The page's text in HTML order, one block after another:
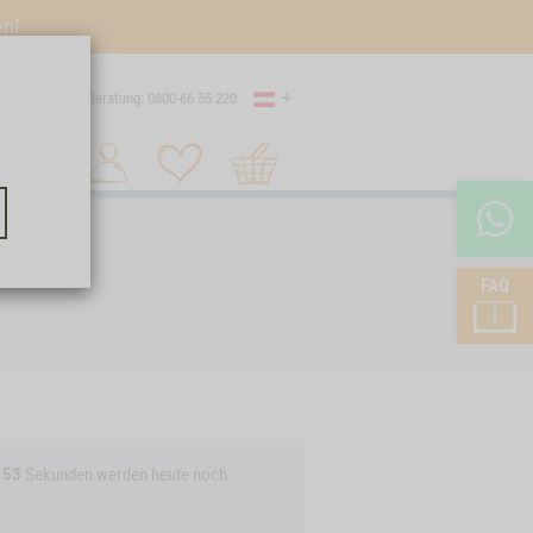
FAQ
Beratung: 0800-66 55 220 Land
53 Sekunden werden heute noch